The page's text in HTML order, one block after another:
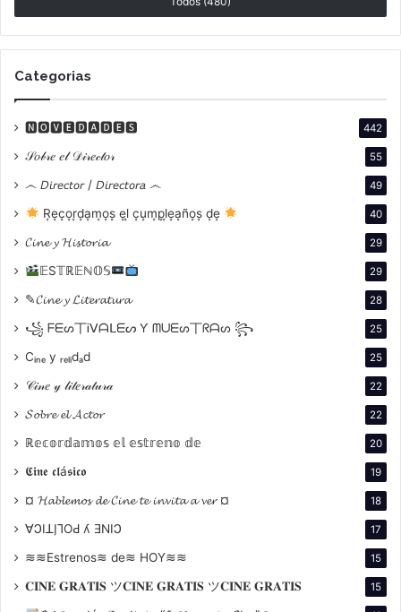
Mejor Actuación Masculina
Gioia, compartido con
GarcíaporVache Folle
Categorias
🅽🅾🆅🅴🅳🅰🅳🅴🆂 442
𝒮𝑜𝒷𝓇𝑒 𝑒𝓁 𝒟𝒾𝓇𝑒𝒸𝓉𝑜𝓇 55
෴ 𝘋𝘪𝘳𝘦𝘤𝘵𝘰𝘳 / 𝘋𝘪𝘳𝘦𝘤𝘵𝘰𝘳𝘢 ෴ 49
R͙e͙c͙o͙r͙d͙a͙m͙o͙s͙ e͙l͙ c͙u͙m͙p͙l͙e͙a͙ño͙s͙ d͙e͙ 40
𝓒𝓲𝓷𝓮 𝔂 𝓗𝓲𝓼𝓽𝓸𝓻𝓲𝓪 29
𝔼S𝕋ℝ𝔼ℕ𝕆𝕊 29
✎𝓒𝓲𝓷𝓮 𝔂 𝓛𝓲𝓽𝓮𝓻𝓪𝓽𝓾𝓻𝓪 28
꧁ ᖴᗴᔕ丅Ꭵᐯᗩᒪᗴᔕ Ƴ ᗰᑌᗴᔕ丅ᖇᗩᔕ ꧂ 25
Cᵢₙₑ y ᵣₑₗᵢdₐd 25
𝒞𝒾𝓃𝑒 𝓎 𝓁𝒾𝓉𝑒𝓇𝒶𝓉𝓊𝓇𝒶 22
𝓢𝓸𝓫𝓻𝓮 𝓮𝓵 𝓐𝓬𝓽𝓸𝓻 22
ℝ𝕖𝕔𝕠𝕣𝕕𝕒𝕞𝕠𝕤 𝕖𝕝 𝕖𝕤𝕥𝕣𝕖𝕟𝕠 𝕕𝕖 20
𝕮𝖎𝖓𝖊 𝖈𝖑á𝖘𝖎𝖈𝖔 19
¤ 𝓗𝓪𝓫𝓵𝓮𝓶𝓸𝓼 𝓭𝓮 𝓒𝓲𝓷𝓮 𝓽𝓮 𝓲𝓷𝓿𝓲𝓽𝓪 𝓪 𝓿𝓮𝓻 ¤ 18
∀ϽIꓕI̗⅂OԀ ʎ ƎNIϽ 17
≋≋Estrenos≋ de≋ HOY≋≋ 15
𝐂𝐈𝐍𝐄 𝐆𝐑𝐀𝐓𝐈𝐒 ツ𝐂𝐈𝐍𝐄 𝐆𝐑𝐀𝐓𝐈𝐒 ツ𝐂𝐈𝐍𝐄 𝐆𝐑𝐀𝐓𝐈𝐒 15